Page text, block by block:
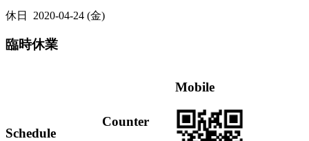
休日 2020-04-24 (金)
臨時休業
Schedule
Counter
Mobile